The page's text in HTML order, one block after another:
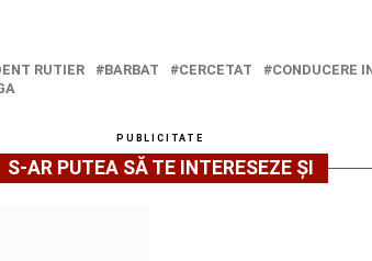
RUTIER BARBAT CERCETAT
CONDUCERE
PUBLICITATE
S-AR PUTEA SĂ TE INTERESEZE ȘI